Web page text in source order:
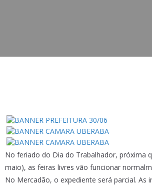
No feriado do Dia do Trabalhador, próxima
maio), as feiras livres vão funcionar
No Mercadão, o expediente será parcial. As